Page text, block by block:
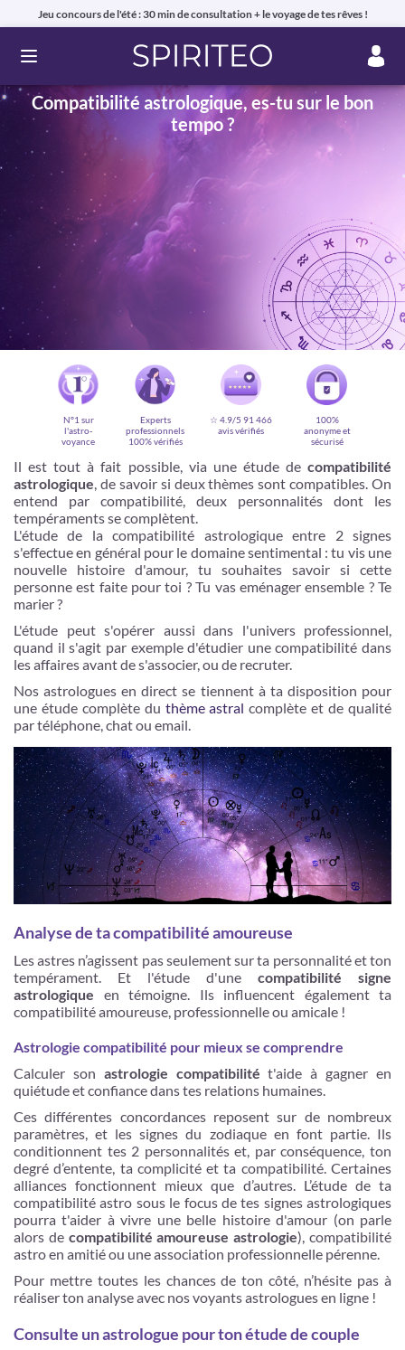
Jeu concours de l'été : 30 min de consultation + le voyage de tes rêves !
Ouvrir le menu
Compatibilité astrologique, es-tu sur le bon
tempo ?
Voyance privée en ligne par téléphone, chat ou mail
99% de clients satisfaits, avis authentiques !
Je m'inscris
N°1 sur
l'astro-
voyance
Experts
professionnels
100% vérifiés
☆ 4.9/5 91 466
avis vérifiés
100%
anonyme et
sécurisé
Il est tout à fait possible, via une étude de compatibilité
astrologique, de savoir si deux thèmes sont compatibles. On
entend par compatibilité, deux personnalités dont les
tempéraments se complètent.
L'étude de la compatibilité astrologique entre 2 signes
s'effectue en général pour le domaine sentimental : tu vis une
nouvelle histoire d'amour, tu souhaites savoir si cette
personne est faite pour toi ? Tu vas eménager ensemble ? Te
marier ?
L'étude peut s'opérer aussi dans l'univers professionnel,
quand il s'agit par exemple d'étudier une compatibilité dans
les affaires avant de s'associer, ou de recruter.
Nos astrologues en direct se tiennent à ta disposition pour
une étude complète du thème astral complète et de qualité
par téléphone, chat ou email.
Analyse de ta compatibilité amoureuse
Les astres n’agissent pas seulement sur ta personnalité et ton
tempérament. Et l'étude d'une compatibilité signe
astrologique en témoigne. Ils influencent également ta
compatibilité amoureuse, professionnelle ou amicale !
Astrologie compatibilité pour mieux se comprendre
Calculer son astrologie compatibilité t'aide à gagner en
quiétude et confiance dans tes relations humaines.
Ces différentes concordances reposent sur de nombreux
paramètres, et les signes du zodiaque en font partie. Ils
conditionnent tes 2 personnalités et, par conséquence, ton
degré d’entente, ta complicité et ta compatibilité. Certaines
alliances fonctionnent mieux que d’autres. L’étude de ta
compatibilité astro sous le focus de tes signes astrologiques
pourra t'aider à vivre une belle histoire d'amour (on parle
alors de compatibilité amoureuse astrologie), compatibilité
astro en amitié ou une association professionnelle pérenne.
Pour mettre toutes les chances de ton côté, n’hésite pas à
réaliser ton analyse avec nos voyants astrologues en ligne !
Consulte un astrologue pour ton étude de couple